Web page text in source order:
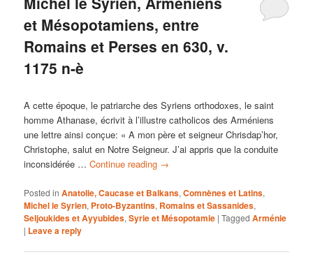
et Mésopotamiens, entre
Romains et Perses en 630, v.
1175 n-è
A cette époque, le patriarche des Syriens orthodoxes, le saint
homme Athanase, écrivit à l’illustre catholicos des Arméniens
une lettre ainsi conçue: « A mon père et seigneur Chrisdap’hor,
Christophe, salut en Notre Seigneur. J’ai appris que la conduite
inconsidérée …Continue reading →
Posted in Anatolie, Caucase et Balkans,Comnènes et Latins,
Michel le Syrien, Proto-Byzantins, Romains et Sassanides,
Seljoukides et Ayyubides,Syrie et Mésopotamie |Tagged Arménie
| Leave a reply